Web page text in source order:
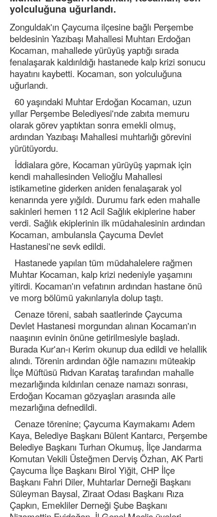
yolculuğuna uğurlandı.
Zonguldak'ın Çaycuma ilçesine bağlı Perşembe
beldesinin Yazıbaşı Mahallesi Muhtarı Erdoğan
Kocaman, mahallede yürüyüş yaptığı sırada
fenalaşarak kaldırıldığı hastanede kalp krizi sonucu
hayatını kaybetti. Kocaman, son yolculuğuna
uğurlandı.
60 yaşındaki Muhtar Erdoğan Kocaman, uzun
yıllar Perşembe Belediyesi'nde zabıta memuru
olarak görev yaptıktan sonra emekli olmuş,
ardından Yazıbaşı Mahallesi muhtarlığı görevini
yürütüyordu.
İddialara göre, Kocaman yürüyüş yapmak için
kendi mahallesinden Velioğlu Mahallesi
istikametine giderken aniden fenalaşarak yol
kenarında yere yığıldı. Durumu fark eden mahalle
sakinleri hemen 112 Acil Sağlık ekiplerine haber
verdi. Sağlık ekiplerinin ilk müdahalesinin ardından
Kocaman, ambulansla Çaycuma Devlet
Hastanesi'ne sevk edildi.
Hastanede yapılan tüm müdahalelere rağmen
Muhtar Kocaman, kalp krizi nedeniyle yaşamını
yitirdi. Kocaman'ın vefatının ardından hastane önü
ve morg bölümü yakınlarıyla dolup taştı.
Cenaze töreni, sabah saatlerinde Çaycuma
Devlet Hastanesi morgundan alınan Kocaman'ın
naaşının evinin önüne getirilmesiyle başladı.
Burada Kur'an-ı Kerim okunup dua edildi ve helallik
alındı. Törenin ardından öğle namazını müteakip
İlçe Müftüsü Rıdvan Karataş tarafından mahalle
mezarlığında kıldırılan cenaze namazı sonrası,
Erdoğan Kocaman gözyaşları arasında aile
mezarlığına defnedildi.
Cenaze törenine; Çaycuma Kaymakamı Adem
Kaya, Belediye Başkanı Bülent Kantarcı, Perşembe
Belediye Başkanı Turhan Okumuş, İlçe Jandarma
Komutan Vekili Üsteğmen Derviş Özhan, AK Parti
Çaycuma İlçe Başkanı Birol Yiğit, CHP İlçe
Başkanı Fahri Diler, Muhtarlar Derneği Başkanı
Süleyman Baysal, Ziraat Odası Başkanı Rıza
Çapkın, Emekliler Derneği Şube Başkanı